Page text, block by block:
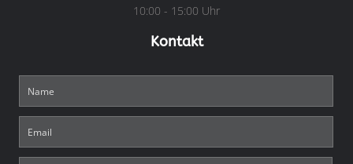
10:00 - 15:00 Uhr
Kontakt